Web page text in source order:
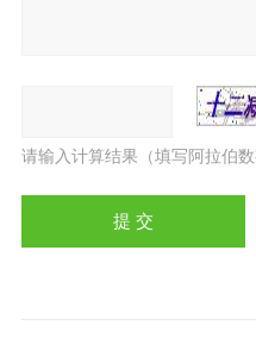
请输入计算结果（填写阿拉伯